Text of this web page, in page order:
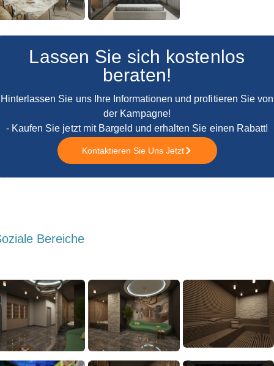
Lassen Sie sich kostenlos
beraten!
Hinterlassen Sie uns Ihre Informationen und profitieren Sie von
der Kampagne!
- Kaufen Sie jetzt mit Bargeld und erhalten Sie einen Rabatt!
Kontaktieren Sie Uns Jetzt
Bereiche